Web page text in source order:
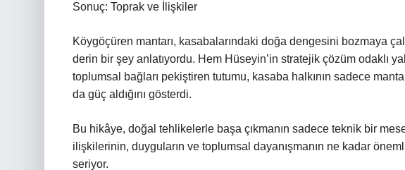
Sonuç: Toprak ve İlişkiler
Köygöçüren mantarı, kasabalarındaki doğa dengesini bozmaya
derin bir şey anlatıyordu. Hem Hüseyin’in stratejik çözüm odaklı
toplumsal bağları pekiştiren tutumu, kasaba halkının sadece
da güç aldığını gösterdi.
Bu hikâye, doğal tehlikelerle başa çıkmanın sadece teknik bir
ilişkilerinin, duyguların ve toplumsal dayanışmanın ne kadar
seriyor.